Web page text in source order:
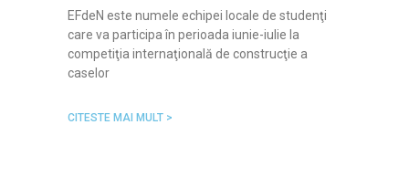
EFdeN este numele echipei locale de studenţi
care va participa în perioada iunie-iulie la
competiţia internaţională de construcţie a
caselor
CITESTE MAI MULT >